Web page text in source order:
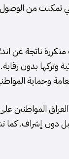
تمكنت من
متكررة ناتجة عن
وتركها بدون
وحماية
المواطنين
دون إشراف.